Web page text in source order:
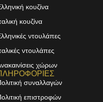
κουζίνα
κουζίνα
ντουλάπες
ντουλάπες
χώρων
συναλλαγών
επιστροφών